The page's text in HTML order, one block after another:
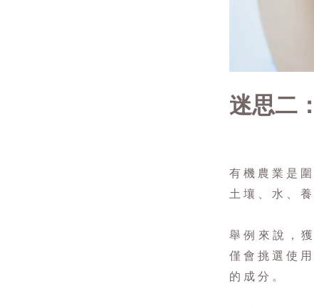
迷思二
有機農業是
土壤、水、
舉例來說，
僅會挑選使
的成分。